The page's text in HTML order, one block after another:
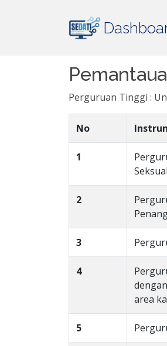
Perguruan Tinggi :
No
1
Seksual
2
3
4
area
5